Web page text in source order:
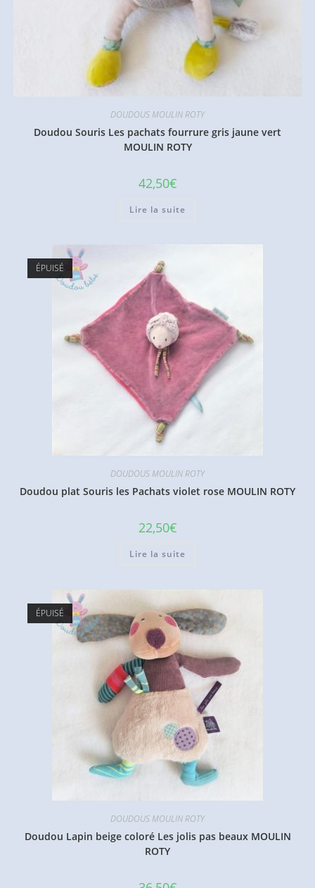
DOUDOUS MOULIN ROTY
Doudou Souris Les pachats fourrure gris jaune vert
MOULIN ROTY
42,50€
Lire la suite
ÉPUISÉ
DOUDOUS MOULIN ROTY
Doudou plat Souris les Pachats violet rose MOULIN ROTY
22,50€
Lire la suite
ÉPUISÉ
DOUDOUS MOULIN ROTY
Doudou Lapin beige coloré Les jolis pas beaux MOULIN
ROTY